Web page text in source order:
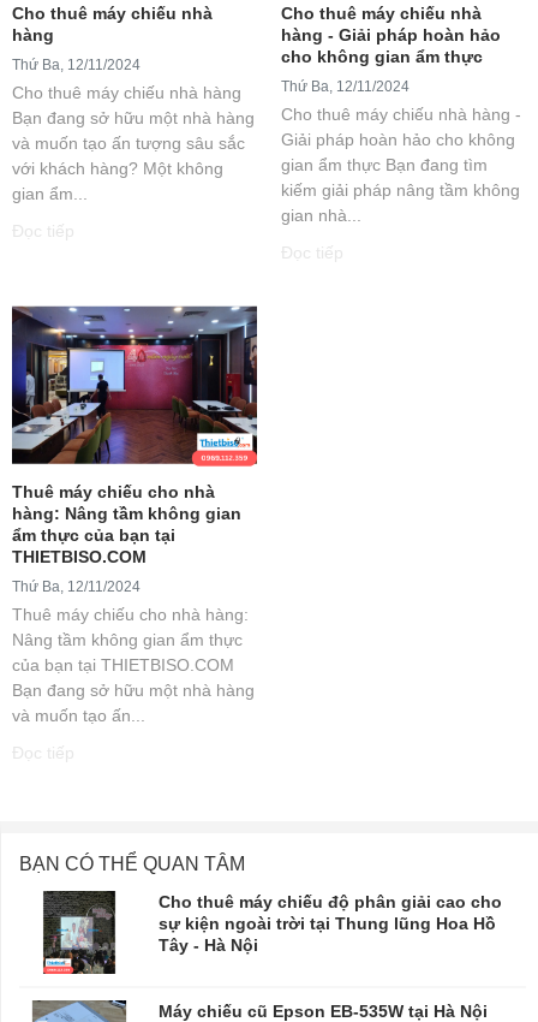
Cho thuê máy chiếu nhà
hàng
Thứ Ba, 12/11/2024
Cho thuê máy chiếu nhà hàng
Bạn đang sở hữu một nhà hàng
và muốn tạo ấn tượng sâu sắc
với khách hàng? Một không
gian ẩm...
Đọc tiếp
Cho thuê máy chiếu nhà
hàng - Giải pháp hoàn hảo
cho không gian ẩm thực
Thứ Ba, 12/11/2024
Cho thuê máy chiếu nhà hàng -
Giải pháp hoàn hảo cho không
gian ẩm thực Bạn đang tìm
kiếm giải pháp nâng tầm không
gian nhà...
Đọc tiếp
Thuê máy chiếu cho nhà
hàng: Nâng tầm không gian
ẩm thực của bạn tại
THIETBISO.COM
Thứ Ba, 12/11/2024
Thuê máy chiếu cho nhà hàng:
Nâng tầm không gian ẩm thực
của bạn tại THIETBISO.COM
Bạn đang sở hữu một nhà hàng
và muốn tạo ấn...
Đọc tiếp
BẠN CÓ THỂ QUAN TÂM
Cho thuê máy chiếu độ phân giải cao cho
sự kiện ngoài trời tại Thung lũng Hoa Hồ
Tây - Hà Nội
Máy chiếu cũ Epson EB-535W tại Hà Nội